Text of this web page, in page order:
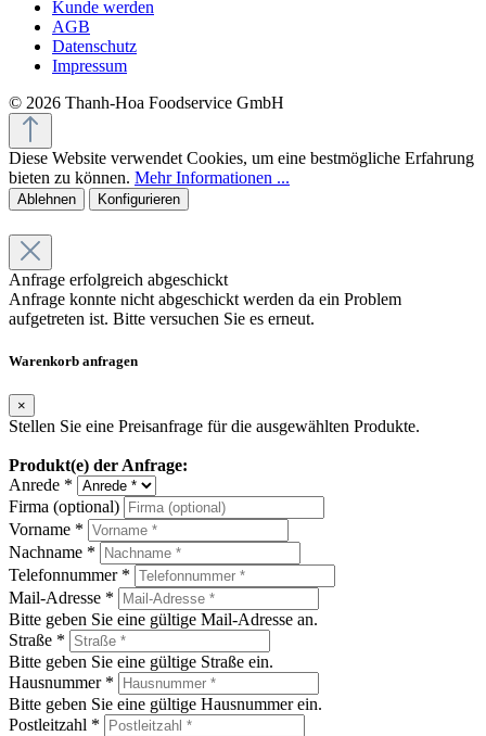
Kunde werden
AGB
Datenschutz
Impressum
© 2026 Thanh-Hoa Foodservice GmbH
Diese Website verwendet Cookies, um eine bestmögliche Erfahrung
bieten zu können. Mehr Informationen ...
Ablehnen Konfigurieren
Anfrage erfolgreich abgeschickt
Anfrage konnte nicht abgeschickt werden da ein Problem
aufgetreten ist. Bitte versuchen Sie es erneut.
Warenkorb anfragen
×
Stellen Sie eine Preisanfrage für die ausgewählten Produkte.
Produkt(e) der Anfrage:
Anrede *
Firma (optional)
Vorname *
Nachname *
Telefonnummer *
Mail-Adresse *
Bitte geben Sie eine gültige Mail-Adresse an.
Straße *
Bitte geben Sie eine gültige Straße ein.
Hausnummer *
Bitte geben Sie eine gültige Hausnummer ein.
Postleitzahl *